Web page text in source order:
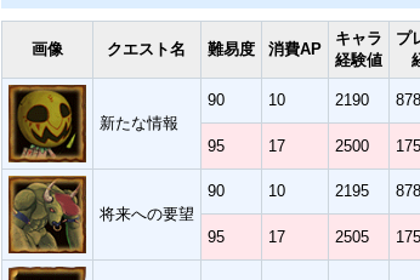
画像 クエスト名 難易度 消費AP
キャラ
経験値
プ
新たな情報
90 10 2190 878
95 17 2500
将来への要望
90 10 2195 878
95 17 2505